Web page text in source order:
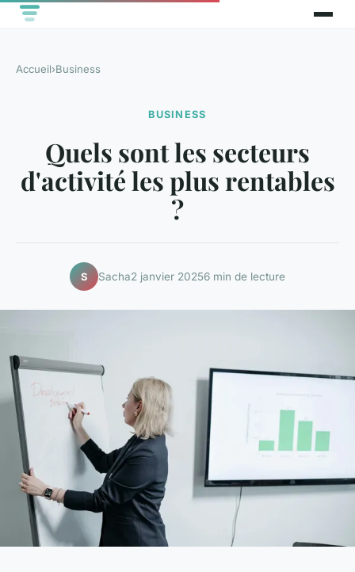
Accueil›Business
BUSINESS
Quels sont les secteurs
d'activité les plus rentables
?
S Sacha2 janvier 20256 min de lecture